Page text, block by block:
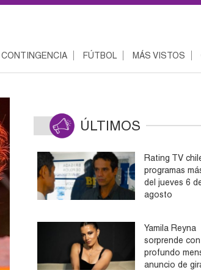
CONTINGENCIA FÚTBOL MÁS VISTOS
ÚLTIMOS
Rating TV
programas
del jueves 6
agosto
Yamila Reyna
sorprende con
profundo
anuncio de